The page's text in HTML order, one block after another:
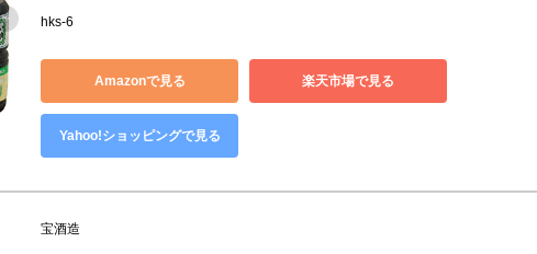
hks-6
Amazonで見る 楽天市場で見る
Yahoo!ショッピングで見る
宝酒造